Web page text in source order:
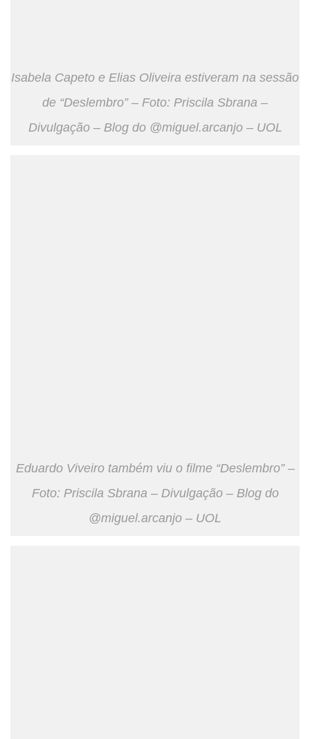
Isabela Capeto e Elias Oliveira estiveram na sessão
de “Deslembro” – Foto: Priscila Sbrana –
Divulgação – Blog do @miguel.arcanjo – UOL
Eduardo Viveiro também viu o filme “Deslembro” –
Foto: Priscila Sbrana – Divulgação – Blog do
@miguel.arcanjo – UOL